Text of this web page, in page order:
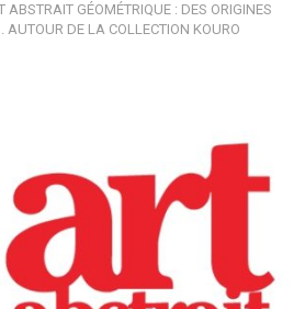
ABSTRAIT GÉOMÉTRIQUE : DES ORIGINES
AUTOUR DE LA COLLECTION KOURO